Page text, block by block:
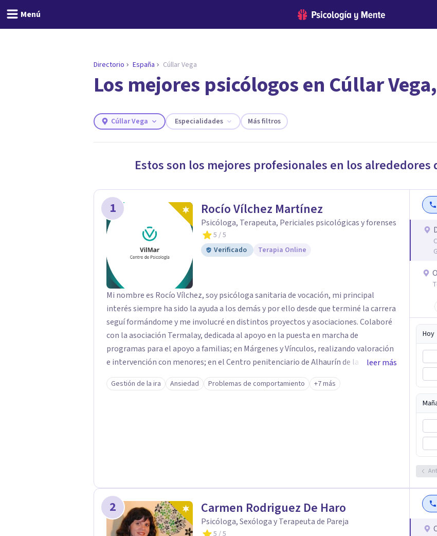
Menú
ENCONTRAR MI TERAPEUTA
¿Necesitas ayuda para encontrar el psicólogo adecuado?
necesidades.
Responder cuestionario
Directorio España Cúllar Vega
Los mejores psicólogos en Cúllar
Cúllar Vega Especialidades Más filtros
Estos son los mejores profesionales en los alrededores
1 Rocío Vílchez Martínez
Psicóloga, Terapeuta, Periciales psicológicas y forenses
5 / 5
Verificado
Terapia Online
Mi nombre es Rocío Vílchez, soy psicóloga sanitaria de vocación, mi principal
interés siempre ha sido la ayuda a los demás y por ello desde que terminé la carrera
seguí formándome y me involucré en distintos proyectos y asociaciones. Colaboré
con la asociación Termalay, dedicada al apoyo en la puesta en marcha de
programas para el apoyo a familias; en Márgenes y Vínculos, realizando valoración
e intervención con menores; en el Centro penitenciario de Alhaurín de la Torre,
colaborando en una investigación para detectar las semejanzas entre los hombres
condenados por violencia de género y condenados por violación... A pesar de estar
leer más
Gestión de la ira Ansiedad Problemas de comportamiento +7 más
Hoy
2 Carmen Rodriguez De Haro
Psicóloga, Sexóloga y Terapeuta de Pareja
5 / 5